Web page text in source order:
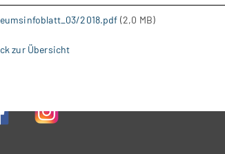
2018.pdf (2,0 MB)
zur Übersicht